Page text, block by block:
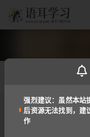
免
强烈建议：虽然本站
后资源无法找到，建
作